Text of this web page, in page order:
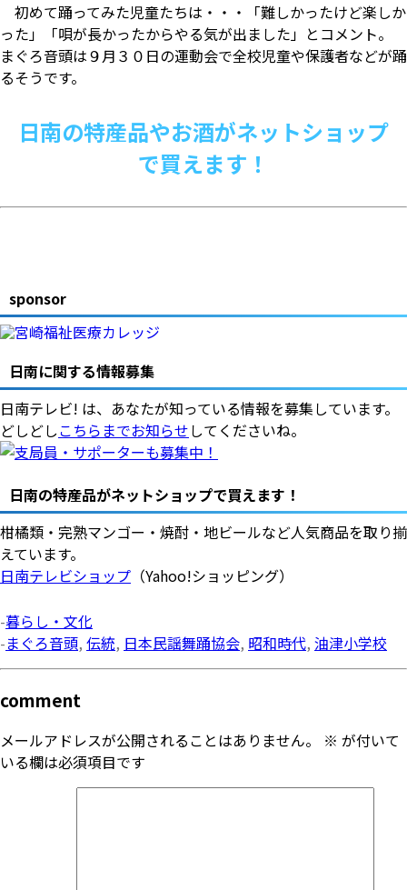
初めて踊ってみた児童たちは・・・「難しかったけど楽しか
った」「唄が長かったからやる気が出ました」とコメント。
まぐろ音頭は９月３０日の運動会で全校児童や保護者などが踊
るそうです。
日南の特産品やお酒がネットショップ
で買えます！
sponsor
日南に関する情報募集
日南テレビ! は、あなたが知っている情報を募集しています。
どしどしこちらまでお知らせしてくださいね。
日南の特産品がネットショップで買えます！
柑橘類・完熟マンゴー・焼酎・地ビールなど人気商品を取り揃
えています。
日南テレビショップ （Yahoo!ショッピング）
-暮らし・文化
-まぐろ音頭, 伝統, 日本民謡舞踊協会, 昭和時代, 油津小学校
comment
メールアドレスが公開されることはありません。 ※ が付いて
いる欄は必須項目です